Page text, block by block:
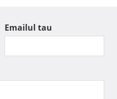
Emailul tau